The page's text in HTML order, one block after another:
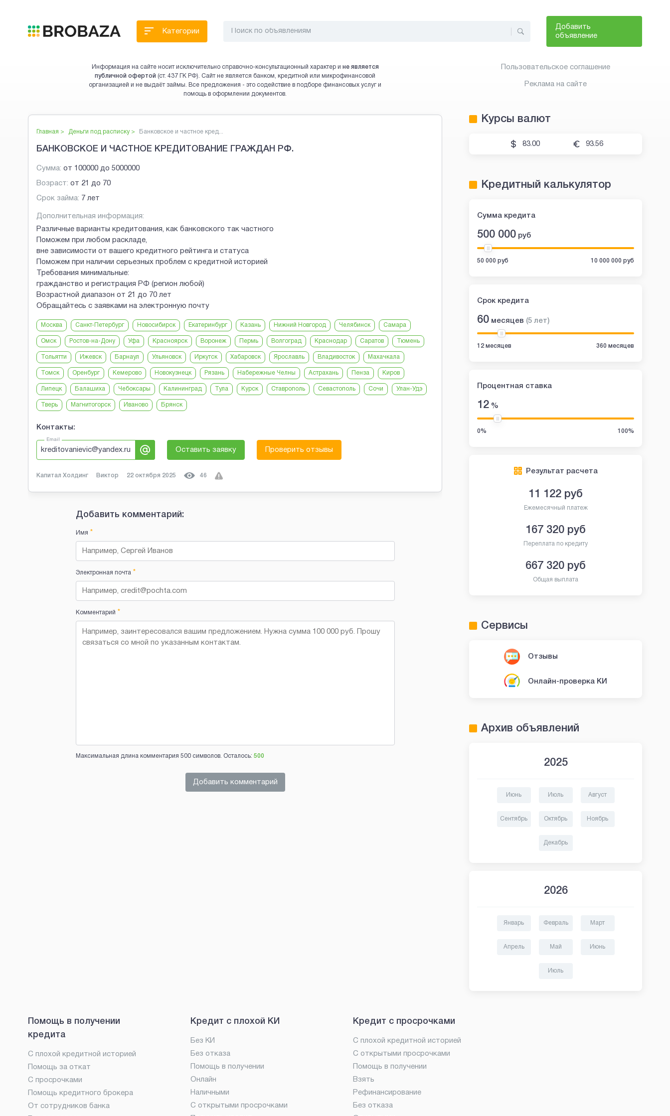
Добавить
объявление
Категории
Информация на сайте носит исключительно справочно-консультационный характер и не является
публичной офертой (ст. 437 ГК РФ). Сайт не является банком, кредитной или микрофинансовой
организацией и не выдаёт займы. Все предложения - это содействие в подборе финансовых услуг и
помощь в оформлении документов.
Главная > Деньги под расписку > Банковское и частное кред...
БАНКОВСКОЕ И ЧАСТНОЕ КРЕДИТОВАНИЕ ГРАЖДАН РФ.
Сумма: от 100000 до 5000000
Возраст: от 21 до 70
Срок займа: 7 лет
Дополнительная информация:
Различные варианты кредитования, как банковского так частного
Поможем при любом раскладе,
вне зависимости от вашего кредитного рейтинга и статуса
Поможем при наличии серьезных проблем с кредитной историей
Требования минимальные:
гражданство и регистрация РФ (регион любой)
Возрастной диапазон от 21 до 70 лет
Обращайтесь с заявками на электронную почту
Москва Санкт-Петербург Новосибирск Екатеринбург Казань Нижний Новгород Челябинск Самара
Омск Ростов-на-Дону Уфа Красноярск Воронеж Пермь Волгоград Краснодар Саратов Тюмень
Тольятти Ижевск Барнаул Ульяновск Иркутск Хабаровск Ярославль Владивосток Махачкала
Томск Оренбург Кемерово Новокузнецк Рязань Набережные Челны Астрахань Пенза Киров
Липецк Балашиха Чебоксары Калининград Тула Курск Ставрополь Севастополь Сочи Улан-Удэ
Тверь Магнитогорск Иваново Брянск
Контакты:
Email
kreditovanievic@yandex.ru Оставить заявку Проверить отзывы
Капитал Холдинг Виктор 22 октября 2025 46
Добавить комментарий:
Имя *
Электронная почта*
Комментарий *
Максимальная длина комментария 500 символов. Осталось: 500
Добавить комментарий
Пользовательское соглашение
Реклама на сайте
Курсы валют
83.00 93.56
Кредитный калькулятор
Сумма кредита
500 000 руб
50 000 руб 10 000 000 руб
Срок кредита
60 месяцев (5 лет)
12 месяцев 360 месяцев
Процентная ставка
12 %
0% 100%
Результат расчета
11 122 руб
Ежемесячный платеж
167 320 руб
Переплата по кредиту
667 320 руб
Общая выплата
Сервисы
Отзывы
Онлайн-проверка КИ
Архив объявлений
2025
Июнь Июль Август
Сентябрь Октябрь Ноябрь
Декабрь
2026
Январь Февраль Март
Апрель Май Июнь
Июль
Помощь в получении
кредита
С плохой кредитной историей
Помощь за откат
С просрочками
Помощь кредитного брокера
От сотрудников банка
Кредит с плохой КИ
Без КИ
Без отказа
Помощь в получении
Онлайн
Наличными
С открытыми просрочками
Кредит с просрочками
С плохой кредитной историей
С открытыми просрочками
Помощь в получении
Взять
Рефинансирование
Без отказа